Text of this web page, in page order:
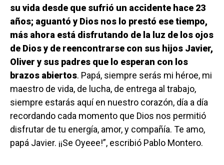
su vida desde que sufrió un accidente hace 23
años; aguantó y Dios nos lo prestó ese tiempo,
más ahora está disfrutando de la luz de los ojos
de Dios y de reencontrarse con sus hijos Javier,
Oliver y sus padres que lo esperan con los
brazos abiertos. Papá, siempre serás mi héroe, mi
maestro de vida, de lucha, de entrega al trabajo,
siempre estarás aquí en nuestro corazón, día a día
recordando cada momento que Dios nos permitió
disfrutar de tu energía, amor, y compañía. Te amo,
papá Javier. ¡¡Se Oyeee!”, escribió Pablo Montero.